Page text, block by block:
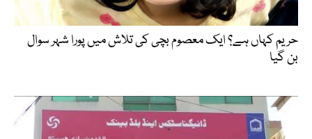
حریم کہاں ہے؟ ایک معصوم بچی کی تلاش میں پورا شہر سوال
بن گیا